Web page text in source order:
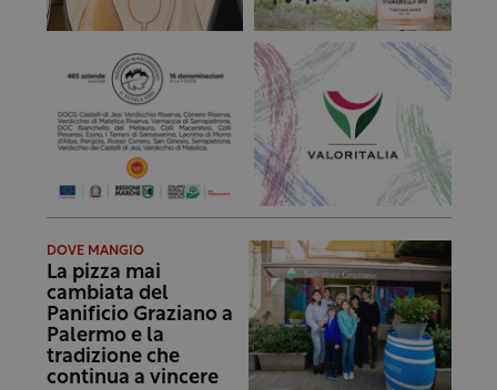
DOVE MANGIO
La pizza mai
cambiata del
Panificio Graziano a
Palermo e la
tradizione che
continua a vincere